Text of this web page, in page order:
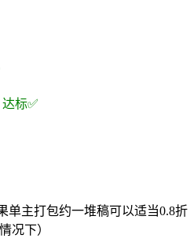
达标✅
单主打包约一堆稿可以适当0.8折
况下）